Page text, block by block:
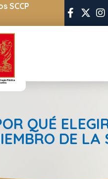
SCCP
QUÉ
DE LA